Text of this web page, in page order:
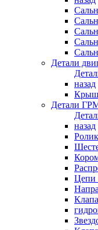
Детали
назад
Детали
назад